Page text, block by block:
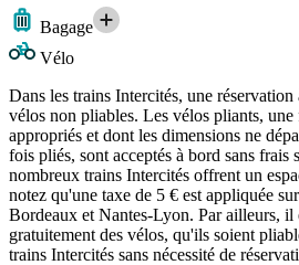
Bagage
Vélo
Dans les trains Intercités, une
vélos non pliables. Les vélos pliants, une
appropriés et dont les dimensions ne
fois pliés, sont acceptés à bord sans frais
nombreux trains Intercités offrent un
notez qu'une taxe de 5 € est appliquée
Bordeaux et Nantes-Lyon. Par ailleurs, il
gratuitement des vélos, qu'ils soient
trains Intercités sans nécessité de